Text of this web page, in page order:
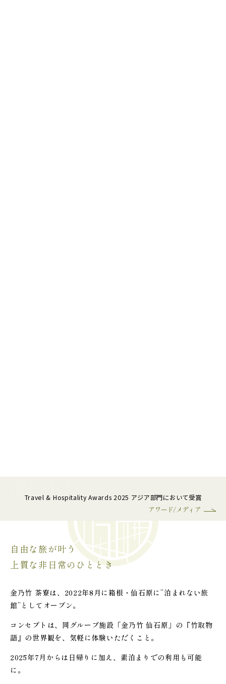
Travel & Hospitality Awards 2025 アジア部門において受賞
アワード/メディア
自由な旅が叶う
上質な非日常のひととき
金乃竹 茶寮は、2022年8月に箱根・仙石原に”泊まれない旅
館”としてオープン。
コンセプトは、同グループ施設「金乃竹 仙石原」の『竹取物
語』の世界観を、気軽に体験いただくこと。
2025年7月からは日帰りに加え、素泊まりでの利用も可能
に。